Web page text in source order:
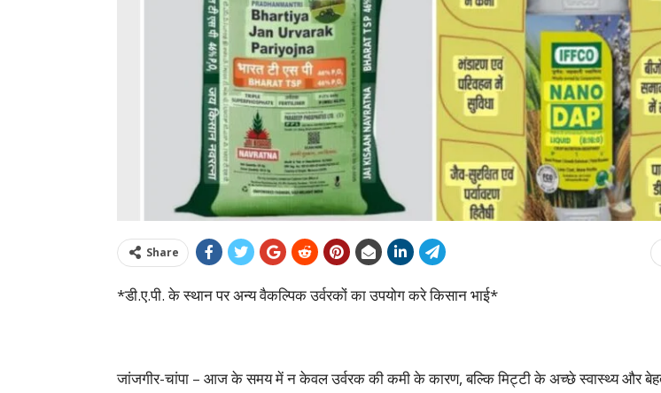
Share
*डी.ए.पी. के स्थान पर अन्य वैकल्पिक उर्वरकों का उपयोग करे किसान भाई*
जांजगीर-चांपा – आज के समय में न केवल उर्वरक की कमी के कारण, बल्कि मिट्टी के अच्छे स्वास्थ्य और